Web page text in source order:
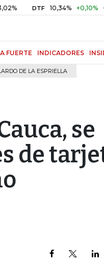
DTF 10,34% +0,10% +0,98%
FUERTE INDICADORES
DE LA ESPRIELLA
se
de